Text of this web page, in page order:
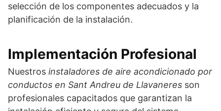
selección de los componentes adecuados y la
planificación de la instalación.
Implementación Profesional
Nuestros instaladores de aire acondicionado por
conductos en Sant Andreu de Llavaneres son
profesionales capacitados que garantizan la